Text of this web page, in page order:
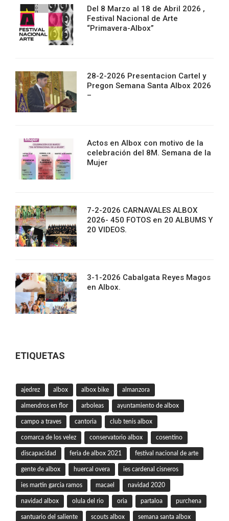
Del 8 Marzo al 18 de Abril 2026 ,
Festival Nacional de Arte
“Primavera-Albox”
28-2-2026 Presentacion Cartel y
Pregon Semana Santa Albox 2026
–
Actos en Albox con motivo de la
celebración del 8M. Semana de la
Mujer
7-2-2026 CARNAVALES ALBOX
2026- 450 FOTOS en 20 ALBUMS Y
20 VIDEOS.
3-1-2026 Cabalgata Reyes Magos
en Albox.
ETIQUETAS
ajedrez albox albox bike almanzora
almendros en flor arboleas ayuntamiento de albox
campo a traves cantoria club tenis albox
comarca de los velez conservatorio albox cosentino
discapacidad feria de albox 2021 festival nacional de arte
gente de albox huercal overa ies cardenal cisneros
ies martin garcia ramos macael navidad 2020
navidad albox olula del rio oria partaloa purchena
santuario del saliente scouts albox semana santa albox